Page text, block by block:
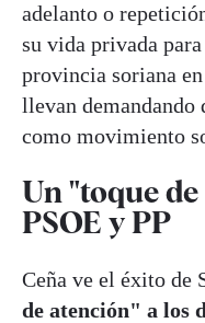
adelanto o
su vida privada
provincia soriana
llevan
como movimiento
Un "toque
PSOE y PP
Ceña ve el éxito de
de atención" a los